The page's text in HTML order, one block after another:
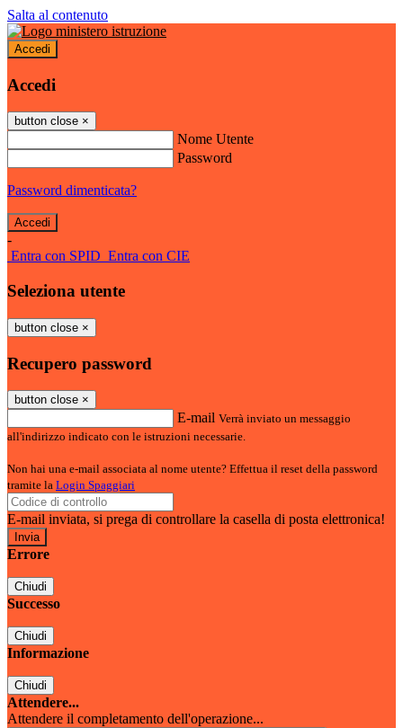
Salta al contenuto
Accedi
Accedi
button close ×
Nome Utente
Password
Password dimenticata?
-
Entra con SPID Entra con CIE
Seleziona utente
button close ×
Recupero password
button close ×
E-mail Verrà inviato un messaggio
all'indirizzo indicato con le istruzioni necessarie.
Non hai una e-mail associata al nome utente? Effettua il reset della password
tramite la Login Spaggiari
E-mail inviata, si prega di controllare la casella di posta elettronica!
Errore
Chiudi
Successo
Chiudi
Informazione
Chiudi
Attendere...
Attendere il completamento dell'operazione...